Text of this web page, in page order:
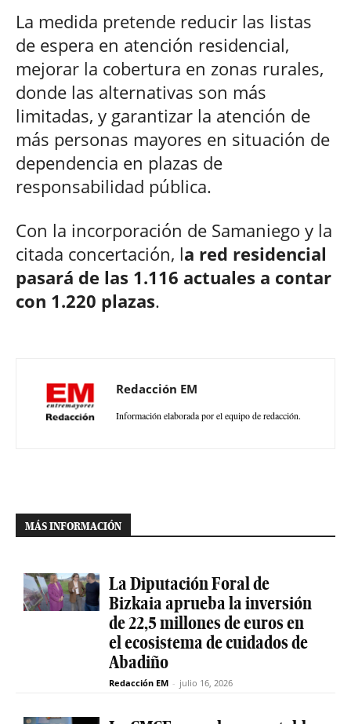
La medida pretende reducir las listas
de espera en atención residencial,
mejorar la cobertura en zonas rurales,
donde las alternativas son más
limitadas, y garantizar la atención de
más personas mayores en situación de
dependencia en plazas de
responsabilidad pública.
Con la incorporación de Samaniego y la
citada concertación, la red residencial
pasará de las 1.116 actuales a contar
con 1.220 plazas.
Redacción EM
Información elaborada por el equipo de redacción.
MÁS INFORMACIÓN
La Diputación Foral de
Bizkaia aprueba la inversión
de 22,5 millones de euros en
el ecosistema de cuidados de
Abadiño
Redacción EM - julio 16, 2026